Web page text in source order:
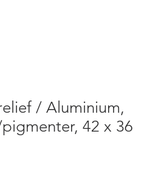
/ Aluminium,
42 x 36